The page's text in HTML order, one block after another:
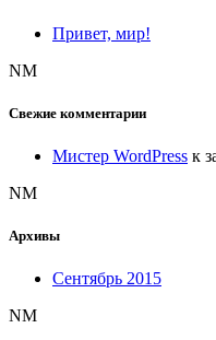
Привет, мир!
NM
Свежие комментарии
Мистер WordPress к
NM
Архивы
Сентябрь 2015
NM